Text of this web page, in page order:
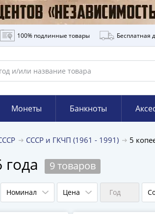
100% подлинные товары Бесплатная
Монеты Банкноты
СССР и ГКЧП (1961 - 1991) 5
9 товаров
Номинал Цена Год